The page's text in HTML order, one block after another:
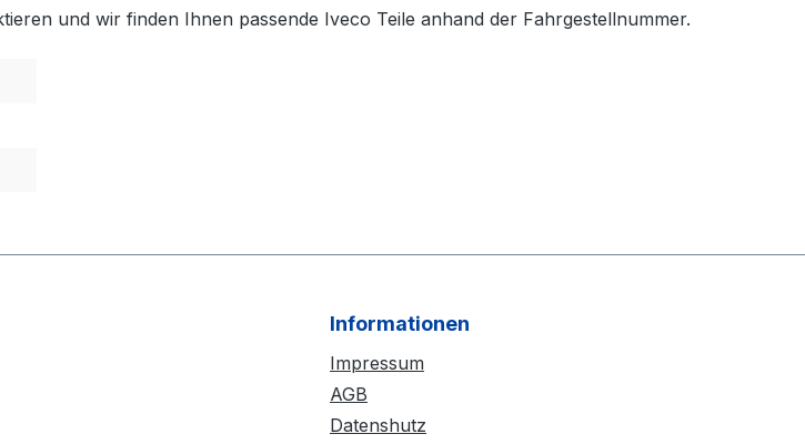
und wir finden Ihnen passende Iveco Teile anhand der Fahrgestellnummer.
Informationen
Impressum
AGB
Datenshutz